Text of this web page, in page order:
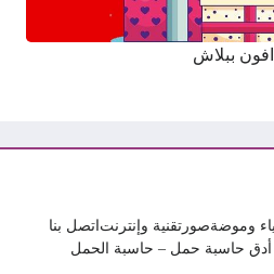
وموضةصورتقنية وإنترنتاتصل بنا
أدق حاسبة حمل – حاسبة الحمل